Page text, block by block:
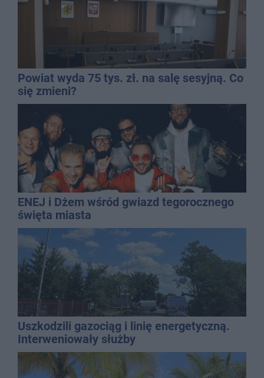
Powiat wyda 75 tys. zł. na salę sesyjną. Co
się zmieni?
ENEJ i Dżem wśród gwiazd tegorocznego
święta miasta
Uszkodzili gazociąg i linię energetyczną.
Interweniowały służby